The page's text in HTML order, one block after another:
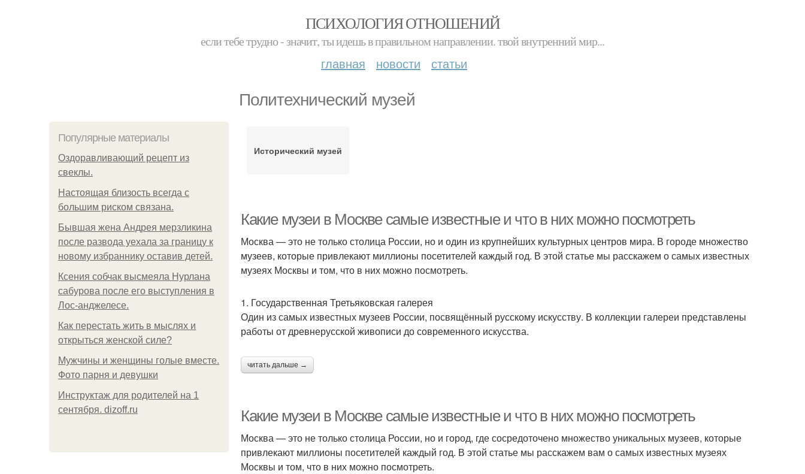
ПСИХОЛОГИЯ ОТНОШЕНИЙ
если тебе трудно - значит, ты идешь в правильном направлении. твой внутренний мир...
главная новости статьи
Политехнический музей
Популярные материалы
Оздоравливающий рецепт из
свеклы.
Hacтоящая близость всегда с
большим риском связана.
Бывшая жена Андрея мерзликина
после развода уехала за границу к
новому избраннику оставив детей.
Ксения собчак высмеяла Нурлана
сабурова после его выступления в
Лос-анджелесе.
Как перестать жить в мыслях и
открыться женской силе?
Мужчины и женщины голые вместе.
Фото парня и девушки
Инструктаж для родителей на 1
сентября. dizoff.ru
Исторический музей
Какие музеи в Москве самые известные и что в них можно посмотреть
Москва — это не только столица России, но и один из крупнейших культурных центров мира. В городе множество
музеев, которые привлекают миллионы посетителей каждый год. В этой статье мы расскажем о самых известных
музеях Москвы и том, что в них можно посмотреть.
1. Государственная Третьяковская галерея
Один из самых известных музеев России, посвящённый русскому искусству. В коллекции галереи представлены
работы от древнерусской живописи до современного искусства.
читать дальше →
Какие музеи в Москве самые известные и что в них можно посмотреть
Москва — это не только столица России, но и город, где сосредоточено множество уникальных музеев, которые
привлекают миллионы посетителей каждый год. В этой статье мы расскажем вам о самых известных музеях
Москвы и том, что в них можно посмотреть.